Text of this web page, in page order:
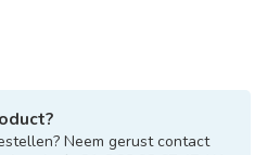
Neem gerust contact